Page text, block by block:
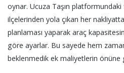
oynar. Ucuza Taşın
ilçelerinden yola çıkan her
planlaması yaparak araç
göre ayarlar. Bu sayede hem
beklenmedik ek maliyetlerin önüne